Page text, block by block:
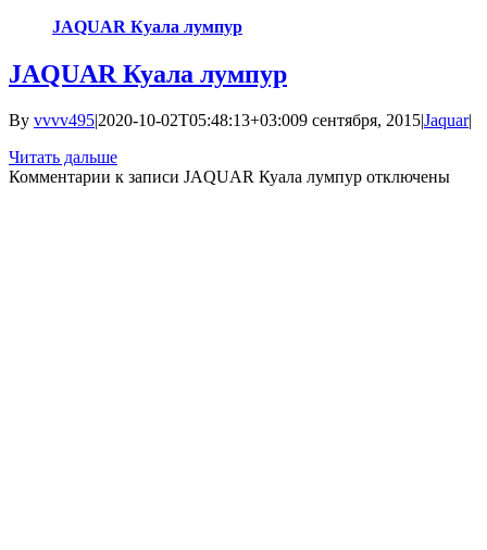
JAQUAR Куала лумпур
JAQUAR Куала лумпур
By vvvv495|2020-10-02T05:48:13+03:009 сентября, 2015|Jaquar|
Читать дальше
Комментарии к записи JAQUAR Куала лумпур отключены